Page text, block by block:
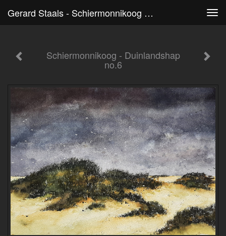
Gerard Staals - Schiermonnikoog - Duinlandshap No.6
Schiermonnikoog - Duinlandshap
no.6